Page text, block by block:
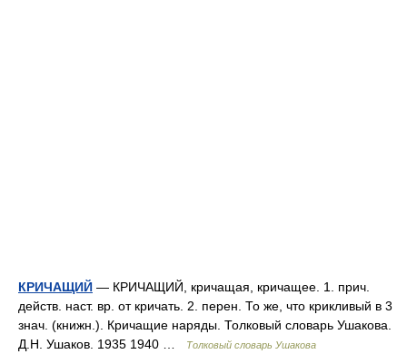
КРИЧАЩИЙ — КРИЧАЩИЙ, кричащая, кричащее. 1. прич.
действ. наст. вр. от кричать. 2. перен. То же, что крикливый в 3
знач. (книжн.). Кричащие наряды. Толковый словарь Ушакова.
Д.Н. Ушаков. 1935 1940 …
Толковый словарь Ушакова